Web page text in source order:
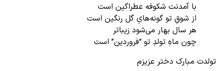
با آمدنت شکوفه عطراگین است
از شوقِ تو گونه‌هایِ گل رنگین است
هر سال بهار می‌شود زیباتر
چون ماهِ تولدِ تو “فروردین” است
تولدت مبارک دختر عزیزم